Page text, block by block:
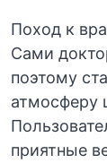
Поход к
Сами
поэтому
атмосферу
приятные